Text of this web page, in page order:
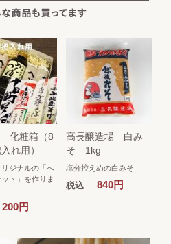
化粧箱（8
れ用）
リジナルの「へ
ト」を作りま
200円
高長醸造場 白み
そ 1kg
塩分控えめの白みそ
税込 840円